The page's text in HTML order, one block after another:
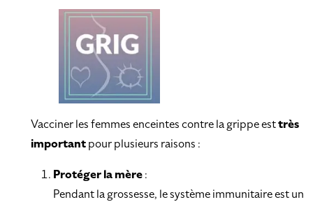
Vacciner les femmes enceintes contre la grippe esttrès
importantpour plusieurs raisons :
Protéger la mère:
Pendant la grossesse, le système immunitaire est un